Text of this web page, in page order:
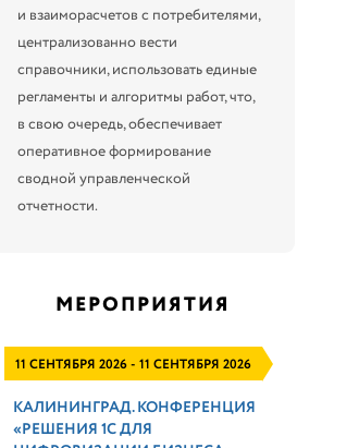
и взаиморасчетов с потребителями,
централизованно вести
справочники, использовать единые
регламенты и алгоритмы работ, что,
в свою очередь, обеспечивает
оперативное формирование
сводной управленческой
отчетности.
МЕРОПРИЯТИЯ
11 СЕНТЯБРЯ 2026 - 11 СЕНТЯБРЯ 2026
КАЛИНИНГРАД. КОНФЕРЕНЦИЯ
«РЕШЕНИЯ 1С ДЛЯ